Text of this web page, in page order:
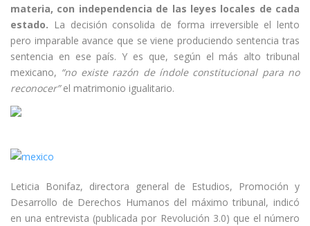
materia, con independencia de las leyes locales de cada
estado. La decisión consolida de forma irreversible el lento
pero imparable avance que se viene produciendo sentencia tras
sentencia en ese país. Y es que, según el más alto tribunal
mexicano, “no existe razón de índole constitucional para no
reconocer”el matrimonio igualitario.
Leticia Bonifaz, directora general de Estudios, Promoción y
Desarrollo de Derechos Humanos del máximo tribunal, indicó
en una entrevista (publicada por Revolución 3.0) que el número